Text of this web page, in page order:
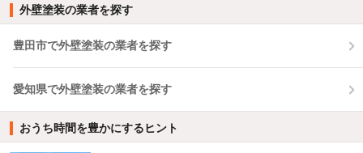
外壁塗装の業者を探す
豊田市で外壁塗装の業者を探す
愛知県で外壁塗装の業者を探す
おうち時間を豊かにするヒント